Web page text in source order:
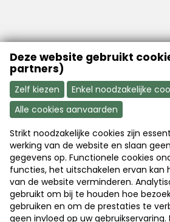
VFB is a member of
Aanmelden
Disclaimer
Deze website gebruikt
partners)
Zelf kiezen
Enkel noodzakelijke
Alle cookies aanvaarden
Strikt noodzakelijke cookies zijn
werking van de website en slaan
gegevens op. Functionele cookies
functies, het uitschakelen ervan kan
van de website verminderen.
gebruikt om bij te houden hoe
gebruiken en om de prestaties te
geen invloed op uw gebruikservaring.